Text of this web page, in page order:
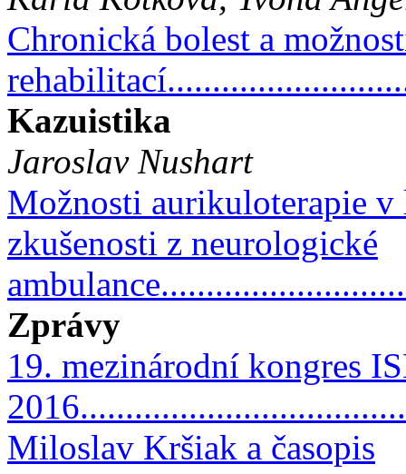
Chronická bolest a
Kazuistika
Jaroslav Nushart
Možnosti aurikuloterapie v
zkušenosti z neurologické
Zprávy
19. mezinárodní kongres
Miloslav Kršiak a časopis